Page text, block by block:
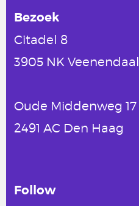
Bezoek
Citadel 8
3905 NK Veenendaal
Oude Middenweg 17
2491 AC Den Haag
Follow